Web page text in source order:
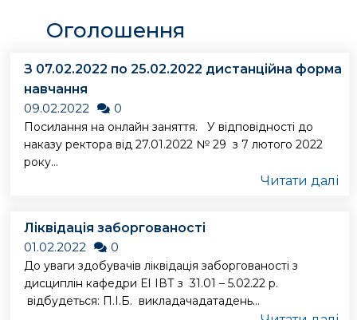
Оголошення
З 07.02.2022 по 25.02.2022 дистанційна форма
навчання
09.02.2022
0
Посилання на онлайн заняття. У відповідності до
наказу ректора від 27.01.2022 № 29 з 7 лютого 2022
року...
Читати далі
Ліквідація заборгованості
01.02.2022
0
До уваги здобувачів ліквідація заборгованості з
дисциплін кафедри ЕІ ІВТ з 31.01 – 5.02.22 р.
відбудеться: П.І.Б. викладачадатадень...